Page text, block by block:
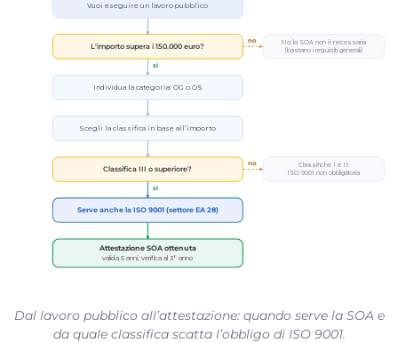
sì
sì
no
no
Vuoi eseguire un lavoro pubblico
L’importo supera i 150.000 euro?
No: la SOA non è necessaria
(bastano i requisiti generali)
Individua la categoria: OG o OS
Scegli la classifica in base all’importo
Classifica III o superiore?
Classifiche I e II:
ISO 9001 non obbligatoria
Serve anche la ISO 9001 (settore EA 28)
Attestazione SOA ottenuta
valida 5 anni, verifica al 3° anno
Dal lavoro pubblico all’attestazione: quando serve la SOA e
da quale classifica scatta l’obbligo di ISO 9001.